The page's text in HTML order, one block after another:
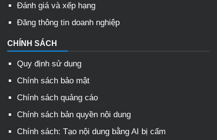
Đánh giá và xếp hạng
Đăng thông tin doanh nghiệp
CHÍNH SÁCH
Quy định sử dụng
Chính sách bảo mật
Chính sách quảng cáo
Chính sách bản quyền nội dung
Chính sách: Tạo nội dung bằng AI bị cấm